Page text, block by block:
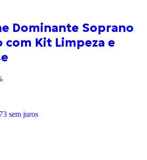
Dominante Soprano
com Kit Limpeza e
sem juros